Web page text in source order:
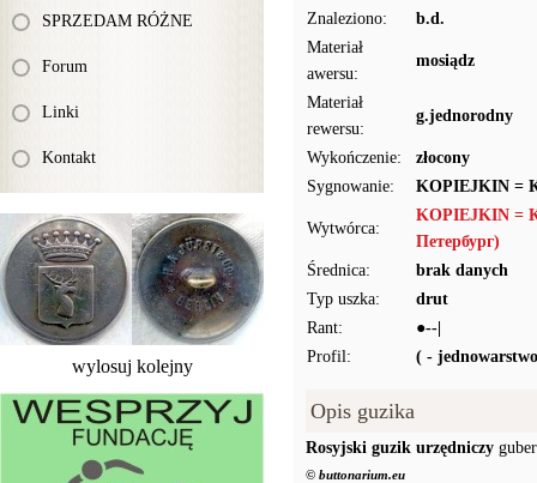
SPRZEDAM RÓŻNE
Forum
Linki
Kontakt
wylosuj kolejny
Znaleziono:
b.d.
Materiał
awersu:
mosiądz
Materiał
rewersu:
g.jednorodny
Wykończenie:
złocony
Sygnowanie:
KOPIEJKIN
Wytwórca:
KOPIEJKIN
Петербург)
Średnica:
brak danych
Typ uszka:
drut
Rant:
●--|
Profil:
( -
Opis guzika
Rosyjski guzik urzędniczy
© buttonarium.eu